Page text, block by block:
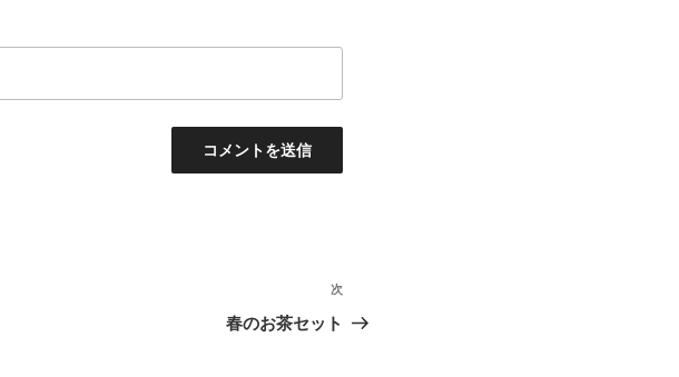
次
の
次
春のお茶セット